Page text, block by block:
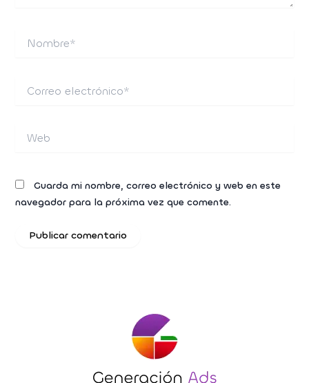
electrónico*
Guarda mi nombre, correo electrónico y web en este
navegador para la próxima vez que comente.